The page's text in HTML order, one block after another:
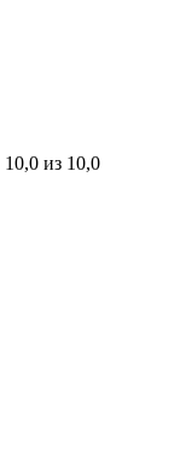
10,0 из 10,0